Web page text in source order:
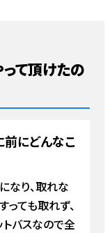
て頂けたの
にどんなこ
なり、取れな
っても取れず、
トバスなので全